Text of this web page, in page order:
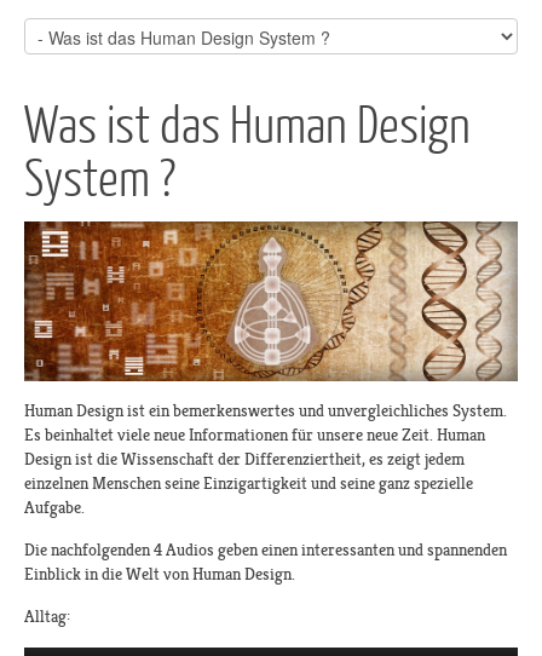
Was ist das Human Design
System ?
Human Design ist ein bemerkenswertes und unvergleichliches System.
Es beinhaltet viele neue Informationen für unsere neue Zeit. Human
Design ist die Wissenschaft der Differenziertheit, es zeigt jedem
einzelnen Menschen seine Einzigartigkeit und seine ganz spezielle
Aufgabe.
Die nachfolgenden 4 Audios geben einen interessanten und spannenden
Einblick in die Welt von Human Design.
Alltag: